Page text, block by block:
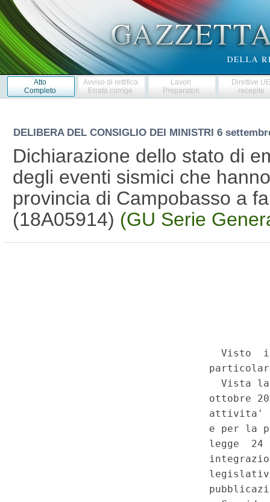
Atto
Completo
Avviso di rettifica
Errata corrige
Lavori
Preparatori
Direttive
recepite
DELIBERA DEL CONSIGLIO DEI MINISTRI 6
Dichiarazione dello stato di
degli eventi sismici che
provincia di Campobasso a
(18A05914) (GU Serie